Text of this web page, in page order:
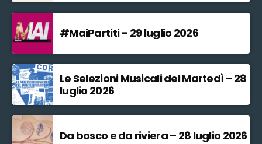
#MaiPartiti – 29 luglio 2026
Le Selezioni Musicali del Martedì – 28
luglio 2026
Da bosco e da riviera – 28 luglio 2026